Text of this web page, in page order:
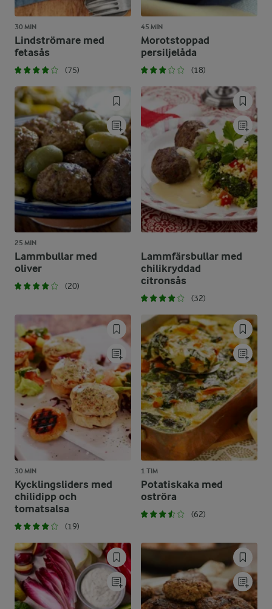
30 MIN
Lindströmare med
fetasås
(75)
45 MIN
Morotstoppad
persiljelåda
(18)
25 MIN
Lammbullar med
oliver
(20)
Lammfärsbullar med
chilikryddad
citronsås
(32)
30 MIN
Kycklingsliders med
chilidipp och
tomatsalsa
(19)
1 TIM
Potatiskaka med
oströra
(62)